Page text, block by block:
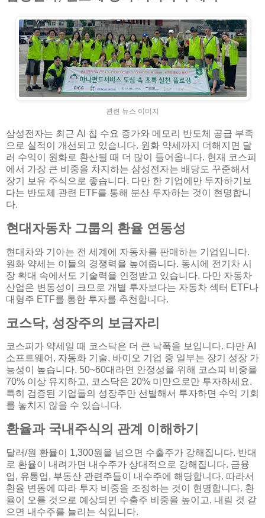
관련 뉴스 이미지
삼성전자는 최근 AI 칩 수요 증가와 메모리 반도체 공급 부족
으로 실적이 개선되고 있습니다. 원화 약세까지 더해지면 달
러 수익이 원화로 환산될 때 더 많이 들어옵니다. 현재 코스피
에서 가장 큰 비중을 차지하는 삼성전자는 배당도 꾸준해서
장기 보유 주식으로 좋습니다. 다만 한 기업에만 투자하기보
다는 반도체 관련 ETF를 통해 분산 투자하는 것이 현명합니
다.
현대자동차 그룹의 환율 연동성
현대차와 기아는 전 세계에 자동차를 판매하는 기업입니다.
원화 약세는 이들의 경쟁력을 높여줍니다. 동시에 전기차 시
장 확대 속에서도 기술력을 인정받고 있습니다. 다만 자동차
산업은 변동성이 크므로 개별 투자보다는 자동차 섹터 ETF나
대형주 ETF를 통한 투자를 추천합니다.
코스닥, 성장주의 보금자리
코스피가 약세일 때 코스닥은 더 큰 낙폭을 보입니다. 다만 AI
소프트웨어, 자동화 기술, 바이오 기업 중 일부는 장기 성장 가
능성이 높습니다. 50~60대라면 안정성을 위해 코스피 비중을
70% 이상 유지하고, 코스닥은 20% 미만으로만 투자하세요.
특히 검증된 기업들의 성장주만 선별해서 투자하면 수익 기회
를 놓치지 않을 수 있습니다.
환율과 국내주식의 관계 이해하기
달러/원 환율이 1,300원을 넘으면 수출주가 강해집니다. 반대
로 환율이 내려가면 내수주가 상대적으로 강해집니다. 금융
업, 유통업, 부동산 관련주들이 내수주에 해당합니다. 따라서
환율 변동에 따라 투자 비중을 조정하는 것이 현명합니다. 환
율이 오를 것으로 예상되면 수출주 비중을 높이고, 내릴 것 같
으면 내수주를 늘리는 식입니다.